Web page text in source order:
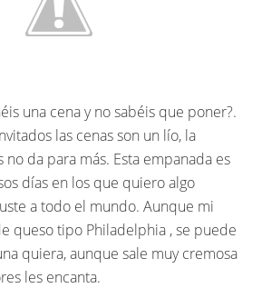
una cena y no sabéis que poner?.
las cenas son un lío, la
no da para más. Esta empanada es
días en los que quiero algo
a todo el mundo. Aunque mi
queso tipo Philadelphia , se puede
quiera, aunque sale muy cremosa
les encanta.